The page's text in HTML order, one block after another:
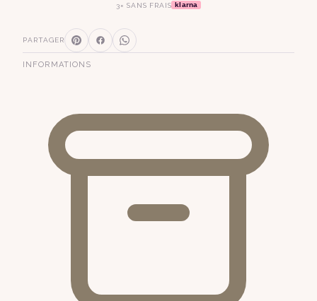
3× SANS FRAIS klarna
PARTAGER
INFORMATIONS